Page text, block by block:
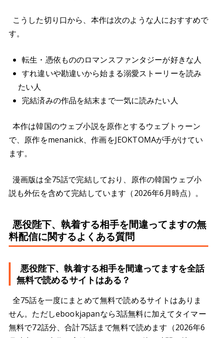
こうした切り口から、本作は次のような人におすすめで
す。
転生・憑依もののロマンスファンタジーが好きな人
すれ違いや勘違いから始まる溺愛ストーリーを読み
たい人
完結済みの作品を結末まで一気に読みたい人
本作は韓国のウェブ小説を原作とするウェブトゥーン
で、原作をmenanick、作画をJEOKTOMAが手がけてい
ます。
漫画版は全75話で完結しており、原作の韓国ウェブ小
説も外伝を含めて完結しています（2026年6月時点）。
悪役陛下、執着する相手を間違ってますの無
料配信に関するよくある質問
悪役陛下、執着する相手を間違ってますを全話
無料で読めるサイトはある？
全75話を一度にまとめて無料で読めるサイトはありま
せん。ただしebookjapanなら3話無料に加えてタイマー
無料で72話分、合計75話まで無料で読めます（2026年6